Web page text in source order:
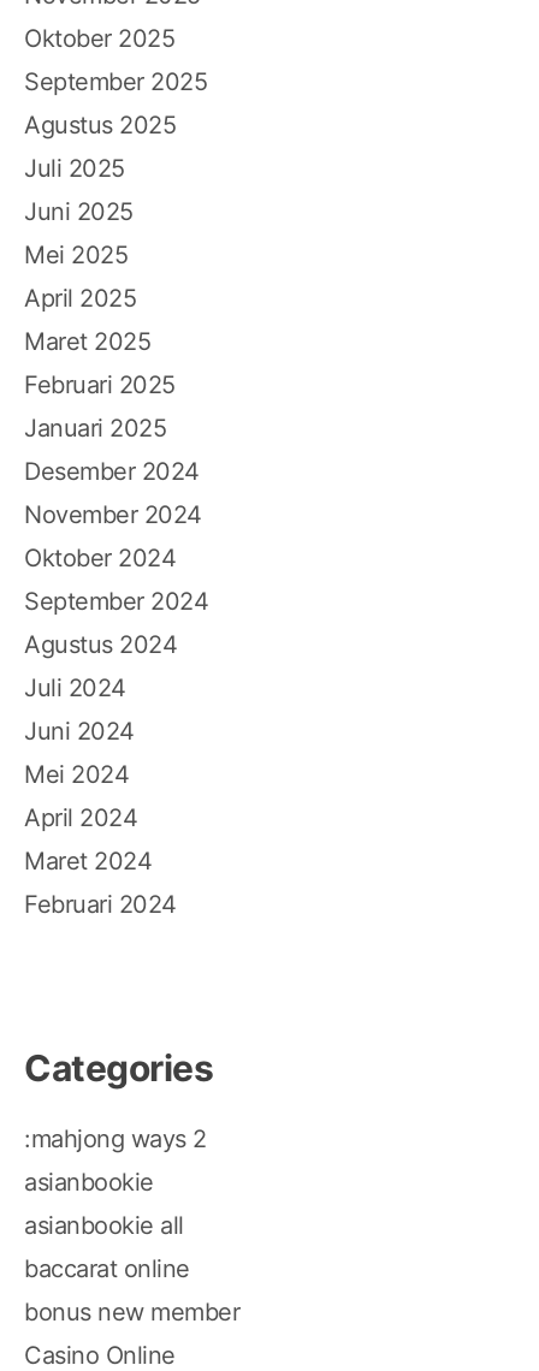
Oktober 2025
September 2025
Agustus 2025
Juli 2025
Juni 2025
Mei 2025
April 2025
Maret 2025
Februari 2025
Januari 2025
Desember 2024
November 2024
Oktober 2024
September 2024
Agustus 2024
Juli 2024
Juni 2024
Mei 2024
April 2024
Maret 2024
Februari 2024
Categories
:mahjong ways 2
asianbookie
asianbookie all
baccarat online
bonus new member
Casino Online